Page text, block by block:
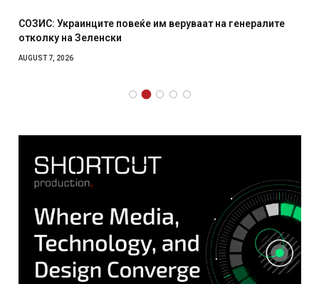
СОЗИС: Украинците повеќе им веруваат на генералите
отколку на Зеленски
AUGUST 7, 2026